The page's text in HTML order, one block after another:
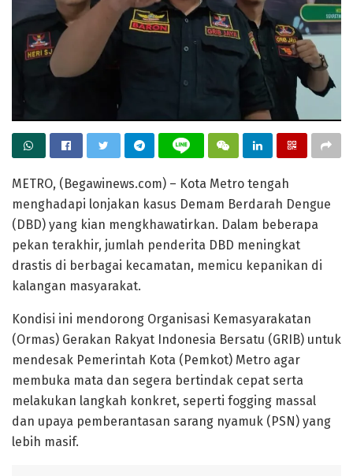
METRO, (Begawinews.com) – Kota Metro tengah
menghadapi lonjakan kasus Demam Berdarah Dengue
(DBD) yang kian mengkhawatirkan. Dalam beberapa
pekan terakhir, jumlah penderita DBD meningkat
drastis di berbagai kecamatan, memicu kepanikan di
kalangan masyarakat.
Kondisi ini mendorong Organisasi Kemasyarakatan
(Ormas) Gerakan Rakyat Indonesia Bersatu (GRIB) untuk
mendesak Pemerintah Kota (Pemkot) Metro agar
membuka mata dan segera bertindak cepat serta
melakukan langkah konkret, seperti fogging massal
dan upaya pemberantasan sarang nyamuk (PSN) yang
lebih masif.